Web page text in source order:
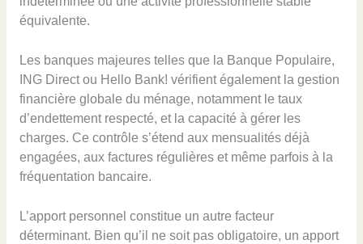
équivalente.
Les banques majeures telles que la Banque Populaire,
ING Direct ou Hello Bank! vérifient également la gestion
financière globale du ménage, notamment le taux
d’endettement respecté, et la capacité à gérer les
charges. Ce contrôle s’étend aux mensualités déjà
engagées, aux factures régulières et même parfois à la
fréquentation bancaire.
L’apport personnel constitue un autre facteur
déterminant. Bien qu’il ne soit pas obligatoire, un apport